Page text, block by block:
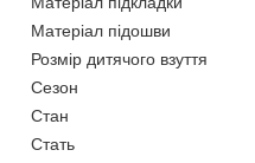
Матеріал підошви
Розмір дитячого взуття
Сезон
Стан
Стать